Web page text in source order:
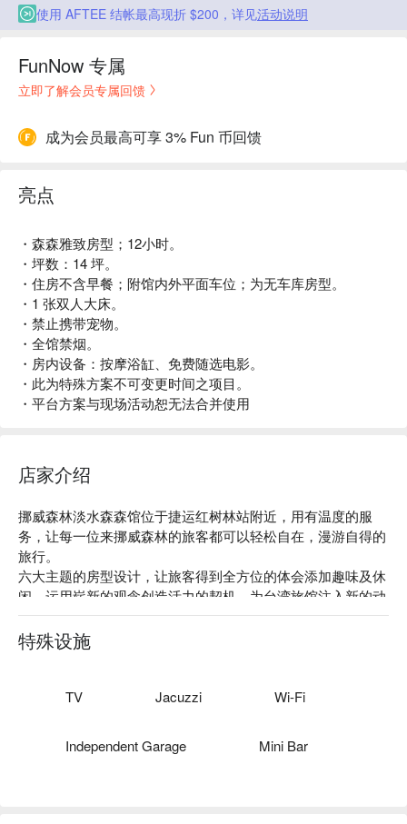
使用 AFTEE 结帐最高现折 $200，详见活动说明
FunNow 专属
立即了解会员专属回馈
成为会员最高可享 3% Fun 币回馈
亮点
・森森雅致房型；12小时。
・坪数：14 坪。
・住房不含早餐；附馆内外平面车位；为无车库房型。
・1 张双人大床。
・禁止携带宠物。
・全馆禁烟。
・房内设备：按摩浴缸、免费随选电影。
・此为特殊方案不可变更时间之项目。
・平台方案与现场活动恕无法合并使用
店家介绍
挪威森林淡水森森馆位于捷运红树林站附近，用有温度的服
务，让每一位来挪威森林的旅客都可以轻松自在，漫游自得的
旅行。
六大主题的房型设计，让旅客得到全方位的体会添加趣味及休
闲，运用崭新的观念创造活力的契机，为台湾旅馆注入新的动
力，并开创另一个新潮流。
因应淡水风景区.渡假.休憩.观光形成，以普罗化、精致化、国
际化，提供国人渡假、休憩、观光及聚会的绝佳去处。
特殊设施
TV Jacuzzi Wi-Fi
Independent Garage Mini Bar